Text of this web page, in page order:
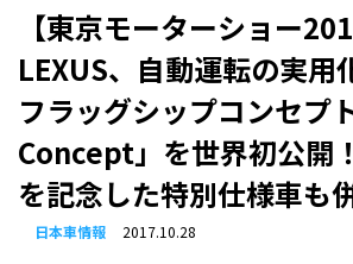
【東京モーターショー
LEXUS、自動運転の実用
フラッグシップコンセプ
Concept」を世界初公開
を記念した特別仕様車も
日本車情報​ 2017.10.28